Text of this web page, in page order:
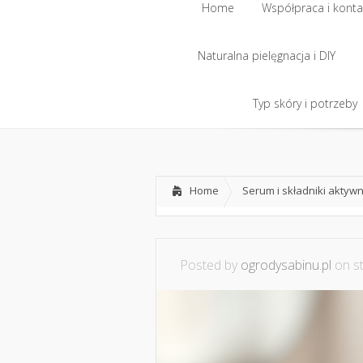
Home
Home
Współpraca i
Współpraca i
Naturalna pielęgnacja i DIY
Naturalna pielęgnacja i DIY
Typ skóry i potrzeby
Home Serum i składniki
Posted by ogrodysabinu.pl on